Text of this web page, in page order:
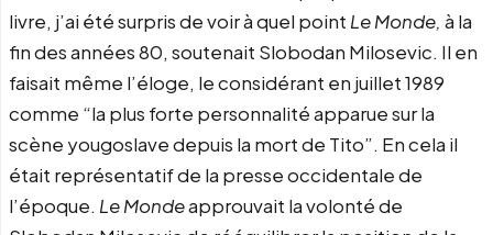
livre, j’ai été surpris de voir à quel point Le Monde, à la
fin des années 80, soutenait Slobodan Milosevic. Il en
faisait même l’éloge, le considérant en juillet 1989
comme “la plus forte personnalité apparue sur la
scène yougoslave depuis la mort de Tito”. En cela il
était représentatif de la presse occidentale de
l’époque. Le Mondeapprouvait la volonté de